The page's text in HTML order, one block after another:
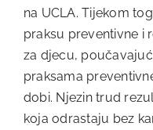
na UCLA. Tijekom
praksu preventivne i
za djecu,
praksama
dobi. Njezin trud
koja odrastaju bez